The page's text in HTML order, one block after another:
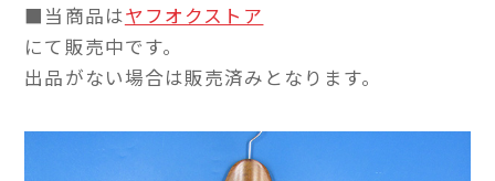
■当商品はヤフオクストア
にて販売中です。
出品がない場合は販売済みとなります。